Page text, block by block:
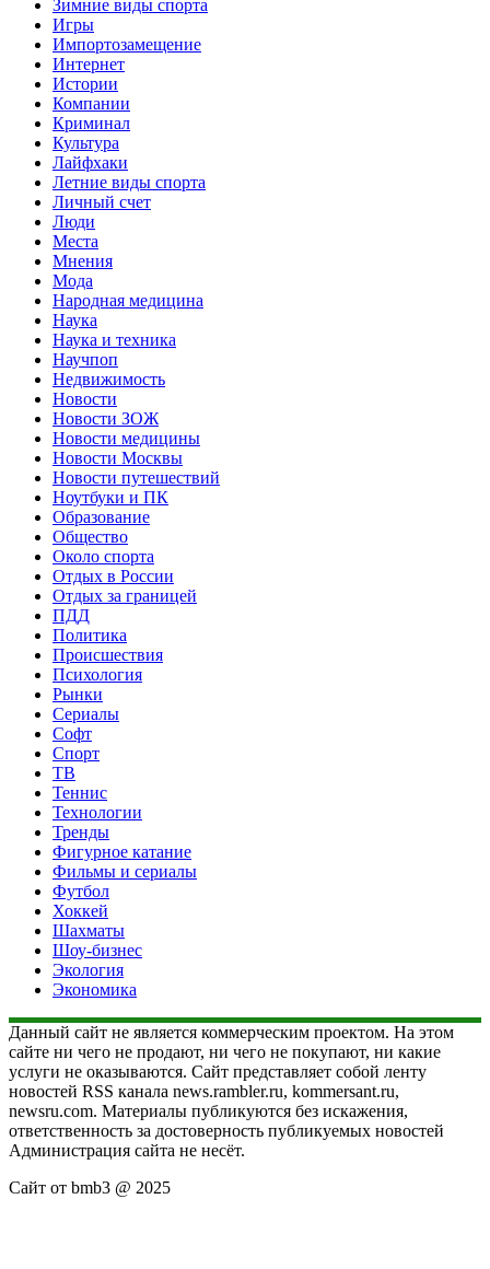
Зимние виды спорта
Игры
Импортозамещение
Интернет
Истории
Компании
Криминал
Культура
Лайфхаки
Летние виды спорта
Личный счет
Люди
Места
Мнения
Мода
Народная медицина
Наука
Наука и техника
Научпоп
Недвижимость
Новости
Новости ЗОЖ
Новости медицины
Новости Москвы
Новости путешествий
Ноутбуки и ПК
Образование
Общество
Около спорта
Отдых в России
Отдых за границей
ПДД
Политика
Происшествия
Психология
Рынки
Сериалы
Софт
Спорт
ТВ
Теннис
Технологии
Тренды
Фигурное катание
Фильмы и сериалы
Футбол
Хоккей
Шахматы
Шоу-бизнес
Экология
Экономика
Данный сайт не является коммерческим проектом. На этом
сайте ни чего не продают, ни чего не покупают, ни какие
услуги не оказываются. Сайт представляет собой ленту
новостей RSS канала news.rambler.ru, kommersant.ru,
newsru.com. Материалы публикуются без искажения,
ответственность за достоверность публикуемых новостей
Администрация сайта не несёт.
Сайт от bmb3 @ 2025